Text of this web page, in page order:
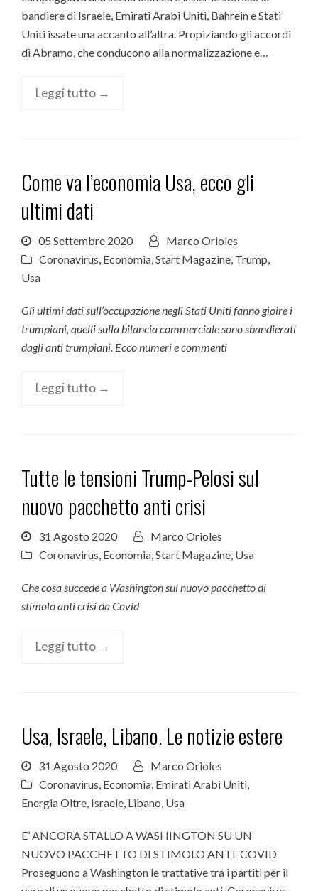
bandiere di Israele, Emirati Arabi Uniti, Bahrein e Stati
Uniti issate una accanto all’altra. Propiziando gli accordi
di Abramo, che conducono alla normalizzazione e…
Leggi tutto →
Come va l’economia Usa, ecco gli
ultimi dati
05 Settembre 2020
Marco Orioles
Coronavirus, Economia,Start Magazine, Trump,
Usa
Gli ultimi dati sull’occupazione negli Stati Uniti fanno gioire i
trumpiani, quelli sulla bilancia commerciale sono sbandierati
dagli anti trumpiani. Ecco numeri e commenti
Leggi tutto →
Tutte le tensioni Trump-Pelosi sul
nuovo pacchetto anti crisi
31 Agosto 2020
Marco Orioles
Coronavirus Economia Start Magazine Usa
Che cosa succede a Washington sul nuovo pacchetto di
stimolo anti crisi da Covid
Leggi tutto →
Usa, Israele, Libano. Le notizie estere
31 Agosto 2020
Marco Orioles
Coronavirus, Economia, Emirati Arabi Uniti,
Energia Oltre, Israele, Libano, Usa
E’ ANCORA STALLO A WASHINGTON SU UN
NUOVO PACCHETTO DI STIMOLO ANTI-COVID
Proseguono a Washington le trattative tra i partiti per il